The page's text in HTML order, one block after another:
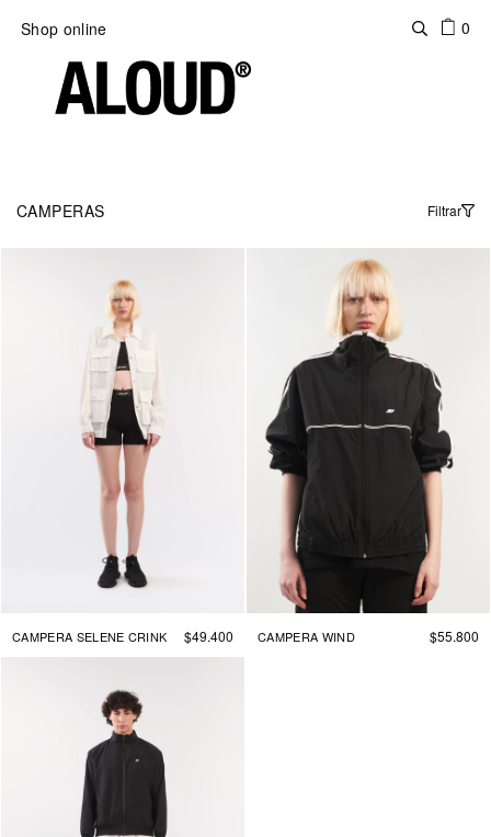
Shop online 0
CAMPERAS Filtrar
CAMPERA SELENE CRINK $49.400 CAMPERA WIND $55.800